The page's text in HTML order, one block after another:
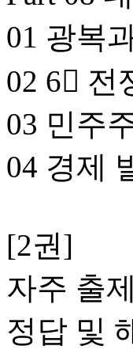
01 광복
02 6󈵡 전
03 민주
04 경제
[2권]
자주 출
정답 및